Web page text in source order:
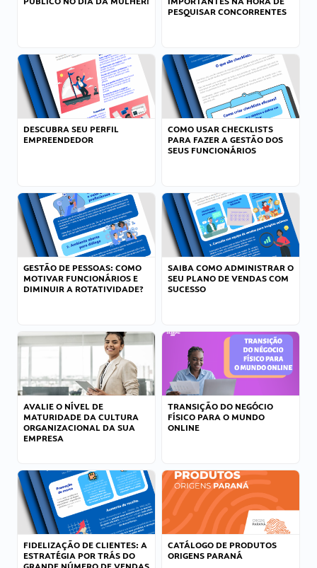
PESQUISAR CONCORRENTES
DESCUBRA SEU PERFIL
EMPREENDEDOR
COMO USAR CHECKLISTS
PARA FAZER A GESTÃO DOS
SEUS FUNCIONÁRIOS
GESTÃO DE PESSOAS: COMO
MOTIVAR FUNCIONÁRIOS E
DIMINUIR A ROTATIVIDADE?
SAIBA COMO ADMINISTRAR O
SEU PLANO DE VENDAS COM
SUCESSO
AVALIE O NÍVEL DE
MATURIDADE DA CULTURA
ORGANIZACIONAL DA SUA
EMPRESA
TRANSIÇÃO DO NEGÓCIO
FÍSICO PARA O MUNDO
ONLINE
FIDELIZAÇÃO DE CLIENTES: A
ESTRATÉGIA POR TRÁS DO
CATÁLOGO DE PRODUTOS
ORIGENS PARANÁ